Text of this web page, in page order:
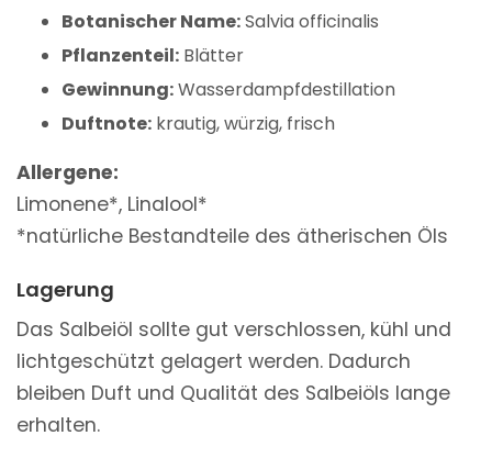
Botanischer Name:Salvia officinalis
Pflanzenteil:Blätter
Gewinnung:Wasserdampfdestillation
Duftnote:krautig, würzig, frisch
Allergene:
Limonene*, Linalool*
*natürliche Bestandteile des ätherischen Öls
Lagerung
Das Salbeiöl sollte gut verschlossen, kühl und
lichtgeschützt gelagert werden. Dadurch
bleiben Duft und Qualität des Salbeiöls lange
erhalten.